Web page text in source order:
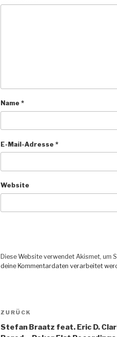
Name*
E-Mail-Adresse*
Website
Diese Website verwendet Akismet, um
deine Kommentardaten verarbeitet
Beitragsnavigation
Vorheriger
ZURÜCK
Stefan Braatz feat. Eric D.